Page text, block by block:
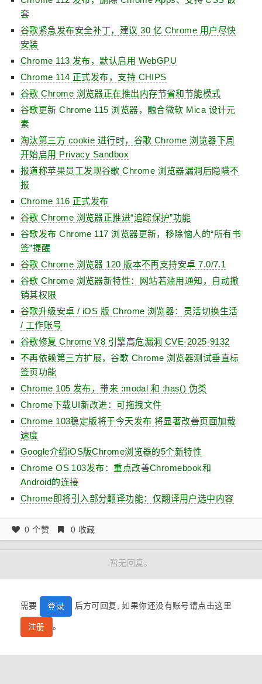
套
谷歌紧急发布安全补丁，建议 30 亿 Chrome 用户尽快
安装
Chrome 113 发布，默认启用 WebGPU
Chrome 114 正式发布，支持 CHIPS
谷歌 Chrome 浏览器正在推出内存节省和节能模式
谷歌更新 Chrome 115 浏览器，融合微软 Mica 设计元
素
淘汰第三方 cookie 进行时，谷歌 Chrome 浏览器下周
开始启用 Privacy Sandbox
报道称苹果员工发现谷歌 Chrome 浏览器漏洞后隐瞒不
报
Chrome 116 正式发布
谷歌 Chrome 浏览器正推进“追踪保护”功能
谷歌发布 Chrome 117 浏览器更新，移除恼人的“所有书
签”提醒
谷歌 Chrome 浏览器 120 版本不再支持安卓 7.0/7.1
谷歌 Chrome 浏览器新特性：网站若滥用通知，自动撤
销其权限
谷歌升级安卓 / iOS 版 Chrome 浏览器：灵活切换生活
/ 工作账号
谷歌修复 Chrome V8 引擎高危漏洞 CVE-2025-9132
不再依赖第三方扩展，谷歌 Chrome 浏览器测试垂直标
签页功能
Chrome 105 发布，带来 :modal 和 :has() 伪类
Chrome下载UI新改进：可拖拽文件
Chrome 103稳定版将于今天发布 将显著改善页面加载
速度
Google介绍iOS版Chrome浏览器的5个新特性
Chrome OS 103发布：重点改善Chromebook和
Android的连接
Chrome即将引入部分翻译功能：仅翻译用户选中内容
0 个赞 0 收藏
暂无回复。
需要 登录 后方可回复, 如果你还没有账号请点击这里
注册 。